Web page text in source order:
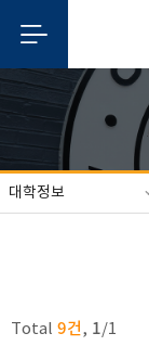
대학정보
Total 9건, 1/1